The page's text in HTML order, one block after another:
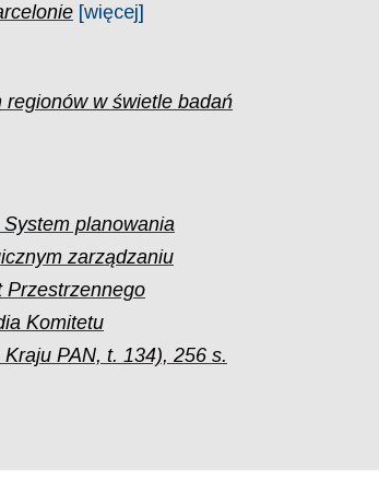
[więcej]
w świetle badań
planowania
zarządzaniu
Przestrzennego
Komitetu
PAN, t. 134), 256 s.